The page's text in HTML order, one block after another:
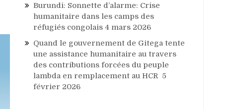
Burundi: Sonnette d’alarme: Crise
humanitaire dans les camps des
réfugiés congolais 4 mars 2026
Quand le gouvernement de Gitega tente
une assistance humanitaire au travers
des contributions forcées du peuple
lambda en remplacement au HCR 5
février 2026